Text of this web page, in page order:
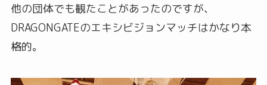
他の団体でも観たことがあったのですが、
DRAGONGATEのエキシビジョンマッチはかなり本
格的。